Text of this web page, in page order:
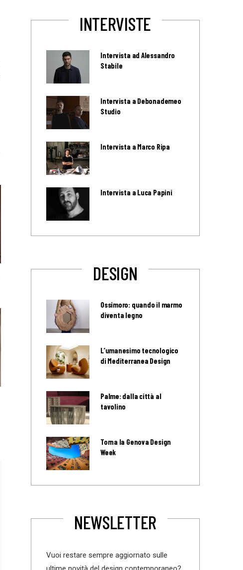
INTERVISTE
Intervista ad Alessandro
Stabile
Intervista a Debonademeo
Studio
Intervista a Marco Ripa
Intervista a Luca Papini
DESIGN
Ossimoro: quando il marmo
diventa legno
L’umanesimo tecnologico
di Mediterranea Design
Palme: dalla città al
tavolino
Torna la Genova Design
Week
NEWSLETTER
Vuoi restare sempre aggiornato sulle